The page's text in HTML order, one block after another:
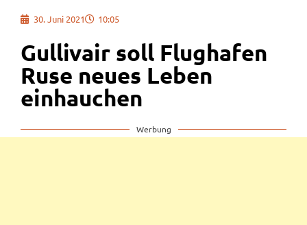
30. Juni 2021 10:05
Gullivair soll Flughafen
Ruse neues Leben
einhauchen
Werbung